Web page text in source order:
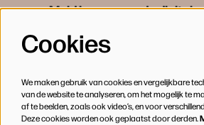
Meld je aan voor de
Cookies
We maken gebruik van cookies en vergelijkbare
van de website te analyseren, om het mogelijk te
af te beelden, zoals ook video’s, en voor
Deze cookies worden ook geplaatst door derden.